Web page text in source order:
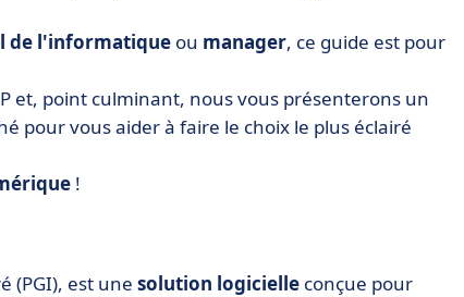
de l'informatique ou manager, ce guide est pour
et, point culminant, nous vous présenterons un
pour vous aider à faire le choix le plus éclairé
!
(PGI), est une solution logicielle conçue pour